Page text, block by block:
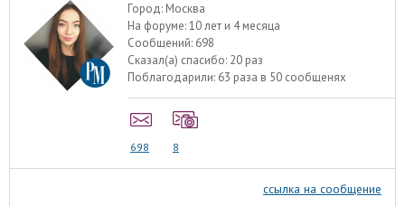
Город: Москва
На форуме:10 лет и 4 месяца
Сообщений: 698
Сказал(а) спасибо: 20 раз
Поблагодарили: 63 раза в 50 сообщенях
698 8
ссылка на сообщение